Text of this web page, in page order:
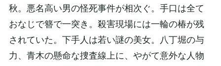
秋。悪名高い男の怪死事件が相次ぐ。手口は全て
おなじで簪で一突き。殺害現場には一輪の椿が残
されていた。下手人は若い謎の美女。八丁堀の与
力、青木の懸命な捜査線上に、やがて意外な人物